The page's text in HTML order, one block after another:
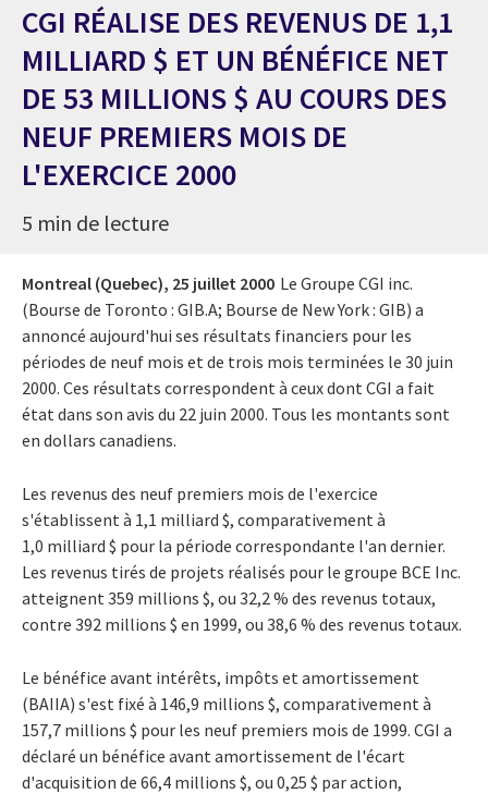
CGI RÉALISE DES REVENUS DE 1,1
MILLIARD $ ET UN BÉNÉFICE NET
DE 53 MILLIONS $ AU COURS DES
NEUF PREMIERS MOIS DE
L'EXERCICE 2000
5 min de lecture
Montreal (Quebec), 25 juillet 2000 Le Groupe CGI inc.
(Bourse de Toronto : GIB.A; Bourse de New York : GIB) a
annoncé aujourd'hui ses résultats financiers pour les
périodes de neuf mois et de trois mois terminées le 30 juin
2000. Ces résultats correspondent à ceux dont CGI a fait
état dans son avis du 22 juin 2000. Tous les montants sont
en dollars canadiens.
Les revenus des neuf premiers mois de l'exercice
s'établissent à 1,1 milliard $, comparativement à
1,0 milliard $ pour la période correspondante l'an dernier.
Les revenus tirés de projets réalisés pour le groupe BCE Inc.
atteignent 359 millions $, ou 32,2 % des revenus totaux,
contre 392 millions $ en 1999, ou 38,6 % des revenus totaux.
Le bénéfice avant intérêts, impôts et amortissement
(BAIIA) s'est fixé à 146,9 millions $, comparativement à
157,7 millions $ pour les neuf premiers mois de 1999. CGI a
déclaré un bénéfice avant amortissement de l'écart
d'acquisition de 66,4 millions $, ou 0,25 $ par action,